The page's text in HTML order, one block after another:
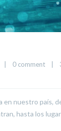
0 comment
en nuestro país,
hasta los